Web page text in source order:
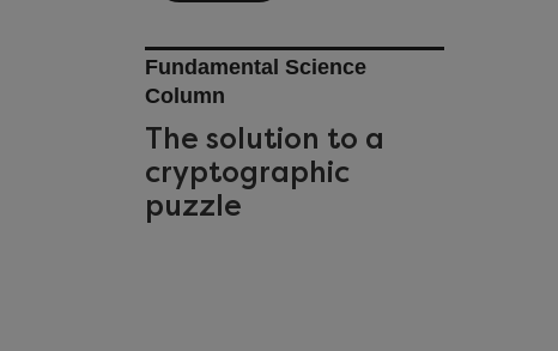
Fundamental Science
Column
The solution to a
cryptographic
puzzle